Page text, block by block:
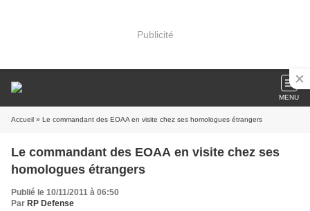
Publicité
MENU
Accueil » Le commandant des EOAA en visite chez ses homologues étrangers
Le commandant des EOAA en visite chez ses
homologues étrangers
Publié le 10/11/2011 à 06:50
Par RP Defense